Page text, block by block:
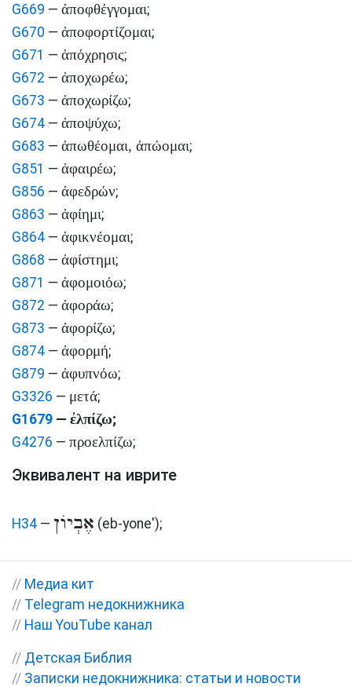
G669 — ἀποφθέγγομαι;
G670 — ἀποφορτίζομαι;
G671 — ἀπόχρησις;
G672 — ἀποχωρέω;
G673 — ἀποχωρίζω;
G674 — ἀποψύχω;
G683 — ἀπωθέομαι, ἀπώομαι;
G851 — ἀφαιρέω;
G856 — ἀφεδρών;
G863 — ἀφίημι;
G864 — ἀφικνέομαι;
G868 — ἀφίστημι;
G871 — ἀφομοιόω;
G872 — ἀφοράω;
G873 — ἀφορίζω;
G874 — ἀφορμή;
G879 — ἀφυπνόω;
G3326 — μετά;
G1679 — ἐλπίζω;
G4276 — προελπίζω;
Эквивалент на иврите
H34 — אֶבְיוֹן (eb-yone');
// Медиа кит
// Telegram недокнижника
// Наш YouTube канал
// Детская Библия
// Записки недокнижника: статьи и новости